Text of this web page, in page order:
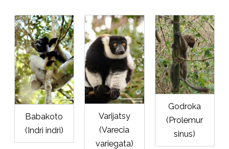
Babakoto
(Indri indri)
Varijatsy
(Varecia
variegata)
Godroka
(Prolemur
sinus)